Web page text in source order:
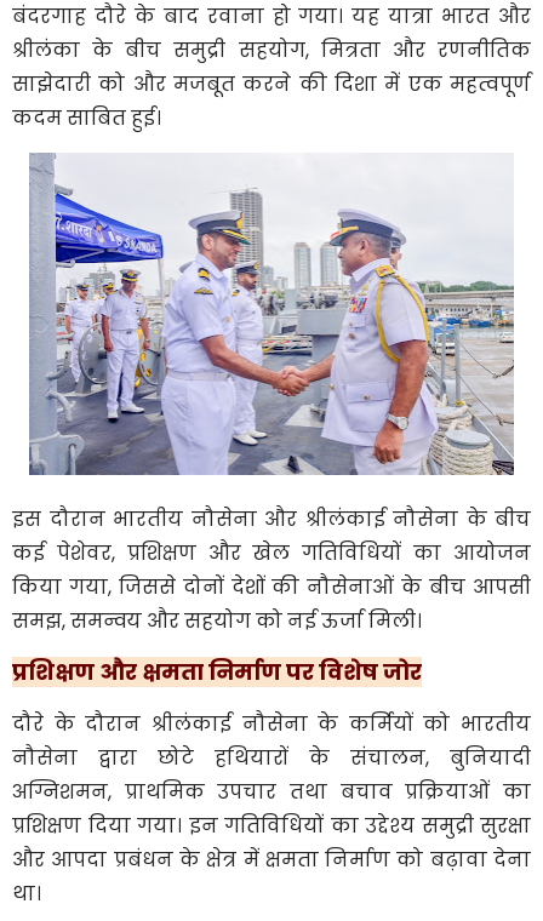
बंदरगाह दौरे के बाद रवाना हो गया। यह यात्रा भारत और
श्रीलंका के बीच समुद्री सहयोग, मित्रता और रणनीतिक
साझेदारी को और मजबूत करने की दिशा में एक महत्वपूर्ण
कदम साबित हुई।
इस दौरान भारतीय नौसेना और श्रीलंकाई नौसेना के बीच
कई पेशेवर, प्रशिक्षण और खेल गतिविधियों का आयोजन
किया गया, जिससे दोनों देशों की नौसेनाओं के बीच आपसी
समझ, समन्वय और सहयोग को नई ऊर्जा मिली।
प्रशिक्षण और क्षमता निर्माण पर विशेष जोर
दौरे के दौरान श्रीलंकाई नौसेना के कर्मियों को भारतीय
नौसेना द्वारा छोटे हथियारों के संचालन, बुनियादी
अग्निशमन, प्राथमिक उपचार तथा बचाव प्रक्रियाओं का
प्रशिक्षण दिया गया। इन गतिविधियों का उद्देश्य समुद्री सुरक्षा
और आपदा प्रबंधन के क्षेत्र में क्षमता निर्माण को बढ़ावा देना
था।